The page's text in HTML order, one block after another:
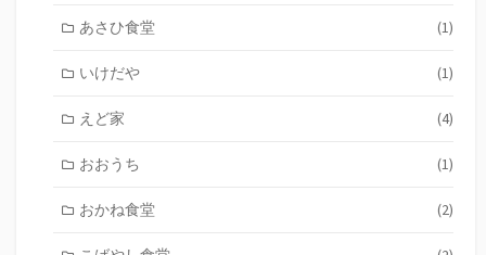
あさひ食堂 (1)
いけだや (1)
えど家 (4)
おおうち (1)
おかね食堂 (2)